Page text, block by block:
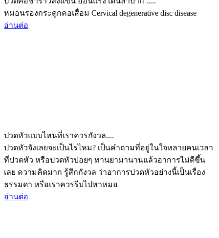
หมอนรองกระดูกคอเสื่อม Cervical degenerative disc disease
อ่านต่อ
ปวดหัวแบบไหนที่เราควรกังวล....
ปวดหัวจังเลยจะเป็นไรไหม? เป็นคำถามที่อยู่ในใจหลายคนเวลา
ที่ปวดหัว หรือปวดหัวบ่อยๆ ทานยามานานแล้วอาการไม่ดีขึ้น
เลย ความคิดมาก รู้สึกกังวล ว่าอาการปวดหัวอย่างนี้เป็นเรื่อง
ธรรมดา หรือเราควรรีบไปหาหมอ
อ่านต่อ